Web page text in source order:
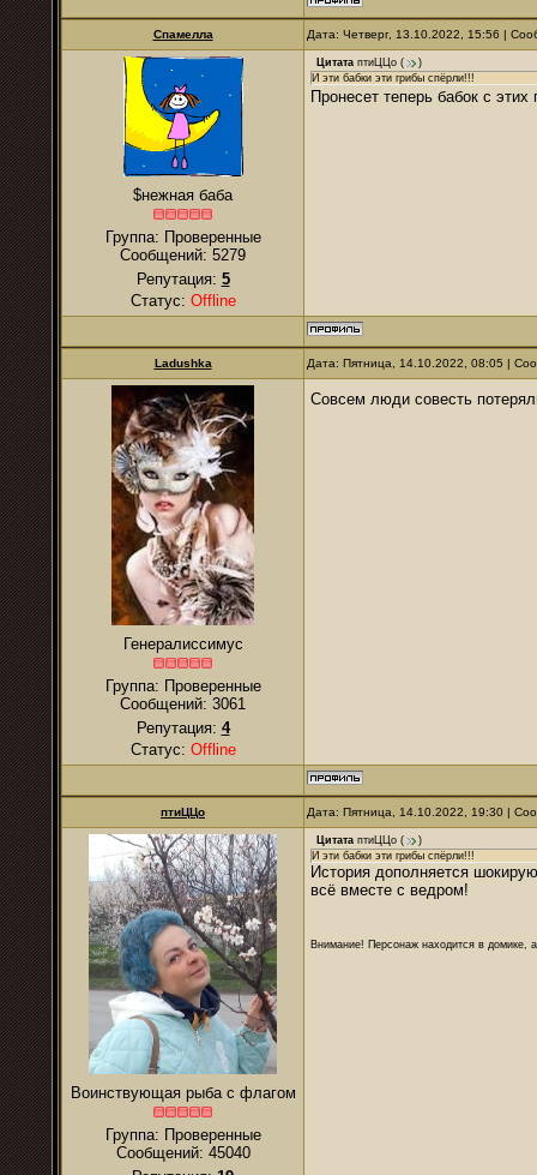
Спамелла Дата: Четверг, 13.10.2022, 15:56 |
$нежная баба
Группа: Проверенные
Сообщений: 5279
Репутация: 5
Статус: Offline
Цитата птиЦЦо (
)
И эти бабки эти грибы спёрли!!!
Пронесет теперь бабок с
Ladushkа Дата: Пятница, 14.10.2022, 08:05 |
Генералиссимус
Группа: Проверенные
Сообщений: 3061
Репутация: 4
Статус: Offline
Совсем люди совесть
птиЦЦо Дата: Пятница, 14.10.2022, 19:30 |
Воинствующая рыба с флагом
Группа: Проверенные
Сообщений: 45040
Цитата птиЦЦо (
)
И эти бабки эти грибы спёрли!!!
История дополняется
всё вместе с ведром!
Внимание! Персонаж находится в домике,